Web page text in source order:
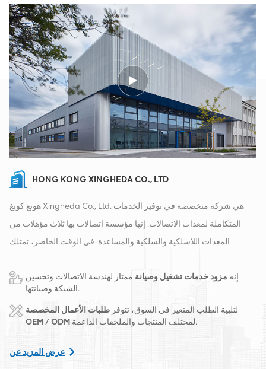
HONG KONG XINGHEDA CO., LTD
هونغ كونغ Xingheda Co., Ltd. هي شركة متخصصة في توفير الخدمات
المتكاملة لمعدات الاتصالات. إنها مؤسسة اتصالات بها ثلاث مؤهلات من
المعدات اللاسلكية والسلكية والمساعدة. في الوقت الحاضر، تمتلك
في عام 2016، قمنا بإنشاء مقر مبيعات دولي في مدينة تشانغشا، الصين.
يقع مقرنا في الصين، وننفذ أعمالًا دولية في جنوب شرق آسيا وأوروبا
والولايات المتحدة وأفريقيا وروسيا، ونوفر المحطات الأساسية ونزود
الشاملة مثل النقل وإمدادات الطاقة والوحدات الضوئية، الكابلات
إنه مزود خدمات تشغيل وصيانة ممتاز لهندسة الاتصالات وتحسين
الشبكة وصيانتها.
لتلبية الطلب المتغير في السوق، تتوفر طلبات الأعمال المخصصة
OEM / ODM
لمختلف المنتجات والملحقات الداعمة.
عرض المزيد عن